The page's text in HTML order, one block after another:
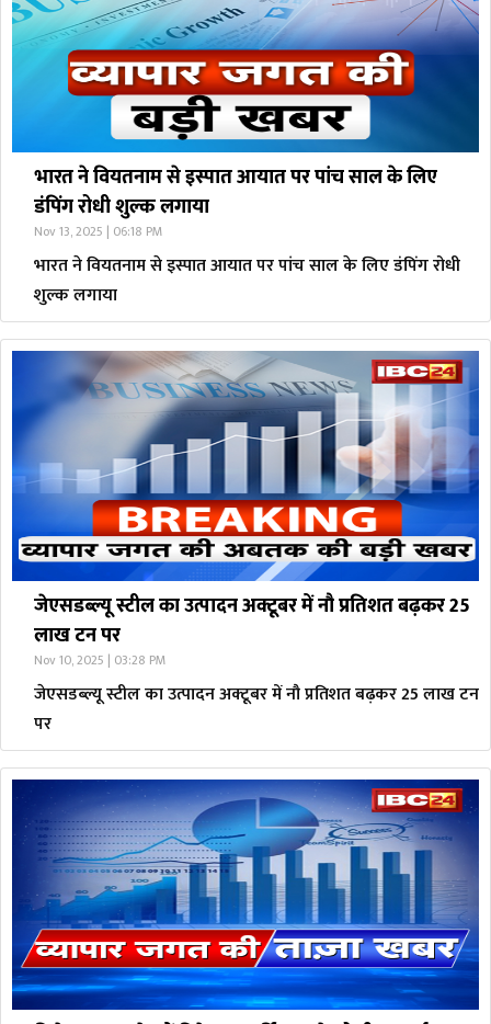
भारत ने वियतनाम से इस्पात आयात पर पांच साल के लिए
डंपिंग रोधी शुल्क लगाया
Nov 13, 2025 | 06:18 PM
भारत ने वियतनाम से इस्पात आयात पर पांच साल के लिए डंपिंग रोधी
शुल्क लगाया
जेएसडब्ल्यू स्टील का उत्पादन अक्टूबर में नौ प्रतिशत बढ़कर 25
लाख टन पर
Nov 10, 2025 | 03:28 PM
जेएसडब्ल्यू स्टील का उत्पादन अक्टूबर में नौ प्रतिशत बढ़कर 25 लाख टन
पर